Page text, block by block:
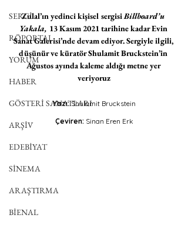
SERGİ
RÖPORTAJ
YORUM
HABER
GÖSTERİ SANATLARI
ARŞİV
EDEBİYAT
SİNEMA
ARAŞTIRMA
BİENAL
Zulal’ın yedinci kişisel sergisi Billboard’u
Yakala, 13 Kasım 2021 tarihine kadarEvin
Sanat Galerisi’nde devam ediyor. Sergiyle ilgili,
düşünür ve küratör Shulamit Bruckstein’in
Ağustos ayında kaleme aldığı metne yer
veriyoruz
Yazı: Shulamit Bruckstein
Çeviren: Sinan Eren Erk